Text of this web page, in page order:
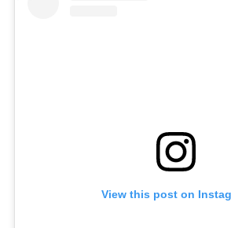
View this post on